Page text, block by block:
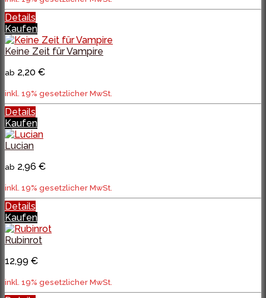
Details
Kaufen
Keine Zeit für Vampire
ab 2,20 €
inkl. 19% gesetzlicher MwSt.
Details
Kaufen
Lucian
ab 2,96 €
inkl. 19% gesetzlicher MwSt.
Details
Kaufen
Rubinrot
12,99 €
inkl. 19% gesetzlicher MwSt.